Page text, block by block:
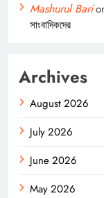
Mashurul Bari
সাংবাদিকদের
Archives
August 2026
July 2026
June 2026
May 2026